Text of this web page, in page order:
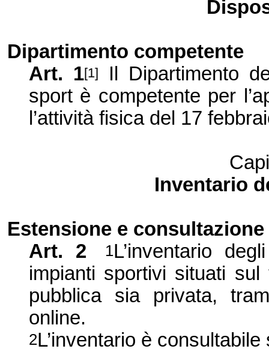
Dipartimento competente
Art. 1[1]
Il Dipartimento
sport è competente per
l’attività fisica del 17
Inventario
Estensione e consultazione
Art. 2
1L’inventario
impianti sportivi situati
pubblica sia privata,
online.
2L’inventario è